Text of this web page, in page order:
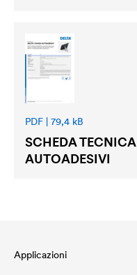
PDF | 79,4 kB
SCHEDA TECNICA
AUTOADESIVI
Applicazioni